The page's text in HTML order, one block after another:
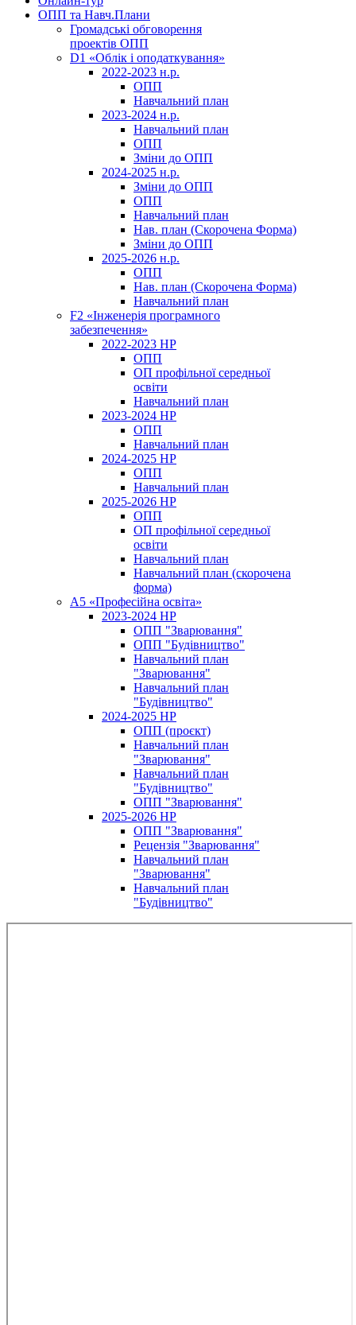
ОПП та Навч.Плани
Громадські обговорення
проектів ОПП
D1 «Облік і оподаткування»
2022-2023 н.р.
ОПП
Навчальний план
2023-2024 н.р.
Навчальний план
ОПП
Зміни до ОПП
2024-2025 н.р.
Зміни до ОПП
ОПП
Навчальний план
Нав. план (Скорочена Форма)
Зміни до ОПП
2025-2026 н.р.
ОПП
Нав. план (Скорочена Форма)
Навчальний план
F2 «Інженерія програмного
забезпечення»
2022-2023 НР
ОПП
ОП профільної середньої
освіти
Навчальний план
2023-2024 НР
ОПП
Навчальний план
2024-2025 НР
ОПП
Навчальний план
2025-2026 НР
ОПП
ОП профільної середньої
освіти
Навчальний план
Навчальний план (скорочена
форма)
A5 «Професійна освіта»
2023-2024 НР
ОПП "Зварювання"
ОПП "Будівництво"
Навчальний план
"Зварювання"
Навчальний план
"Будівництво"
2024-2025 НР
ОПП (проєкт)
Навчальний план
"Зварювання"
Навчальний план
"Будівництво"
ОПП "Зварювання"
2025-2026 НР
ОПП "Зварювання"
Рецензія "Зварювання"
Навчальний план
"Зварювання"
Навчальний план
"Будівництво"